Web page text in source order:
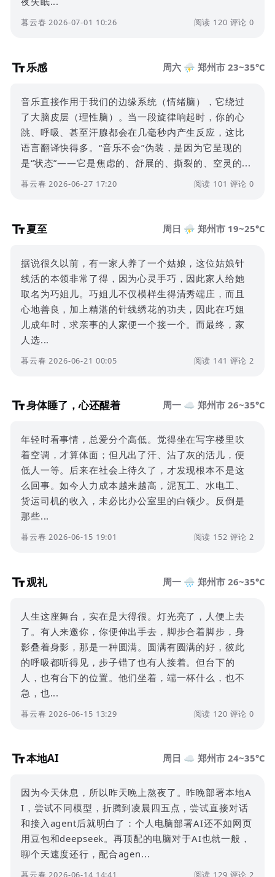
暮云春 2026-07-01 10:26 阅读 120 评论 0
乐感 周六 ⛈️ 郑州市 23~35°C
音乐直接作用于我们的边缘系统（情绪脑），它绕过
了大脑皮层（理性脑）。当一段旋律响起时，你的心
跳、呼吸、甚至汗腺都会在几毫秒内产生反应，这比
语言翻译快得多。“音乐不会”伪装，是因为它呈现的
是“状态”——它是焦虑的、舒展的、撕裂的、空灵的...
暮云春 2026-06-27 17:20 阅读 101 评论 0
夏至 周日 ⛈️ 郑州市 19~25°C
据说很久以前，有一家人养了一个姑娘，这位姑娘针
线活的本领非常了得，因为心灵手巧，因此家人给她
取名为巧姐儿。巧姐儿不仅模样生得清秀端庄，而且
心地善良，加上精湛的针线绣花的功夫，因此在巧姐
儿成年时，求亲事的人家便一个接一个。而最终，家
人选...
暮云春 2026-06-21 00:05 阅读 141 评论 2
身体睡了，心还醒着 周一 ☁️ 郑州市 26~35°C
年轻时看事情，总爱分个高低。觉得坐在写字楼里吹
着空调，才算体面；但凡出了汗、沾了灰的活儿，便
低人一等。后来在社会上待久了，才发现根本不是这
么回事。如今人力成本越来越高，泥瓦工、水电工、
货运司机的收入，未必比办公室里的白领少。反倒是
那些...
暮云春 2026-06-15 19:01 阅读 152 评论 2
观礼 周一 🌧️ 郑州市 26~35°C
人生这座舞台，实在是大得很。灯光亮了，人便上去
了。有人来邀你，你便伸出手去，脚步合着脚步，身
影叠着身影，那是一种圆满。圆满有圆满的好，彼此
的呼吸都听得见，步子错了也有人接着。但台下的
人，也有台下的位置。他们坐着，端一杯什么，也不
急，也...
暮云春 2026-06-15 13:29 阅读 120 评论 0
本地AI 周日 ☁️ 郑州市 24~35°C
因为今天休息，所以昨天晚上熬夜了。昨晚部署本地A
I，尝试不同模型，折腾到凌晨四五点，尝试直接对话
和接入agent后就明白了：个人电脑部署AI还不如网页
用豆包和deepseek。再顶配的电脑对于AI也就一般，
聊个天速度还行，配合agen...
暮云春 2026-06-14 14:41 阅读 129 评论 2